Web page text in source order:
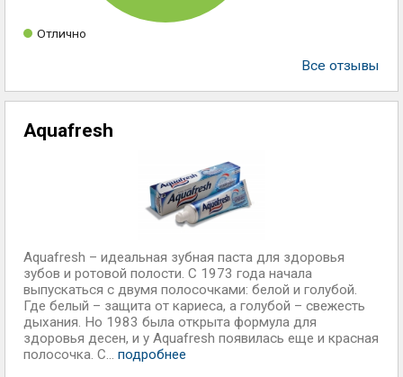
Отлично
Все отзывы
Aquafresh
Aquafresh – идеальная зубная паста для здоровья
зубов и ротовой полости. С 1973 года начала
выпускаться с двумя полосочками: белой и голубой.
Где белый – защита от кариеса, а голубой – свежесть
дыхания. Но 1983 была открыта формула для
здоровья десен, и у Aquafresh появилась еще и красная
полосочка. С... подробнее